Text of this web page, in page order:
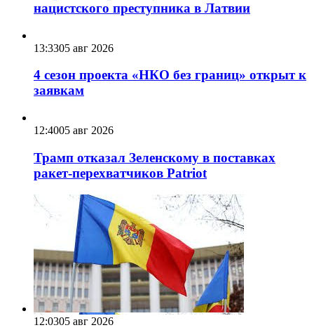
нацистского преступника в Латвии
13:3305 авг 2026
4 сезон проекта «НКО без границ» открыт к
заявкам
12:4005 авг 2026
Трамп отказал Зеленскому в поставках
ракет-перехватчиков Patriot
12:0305 авг 2026